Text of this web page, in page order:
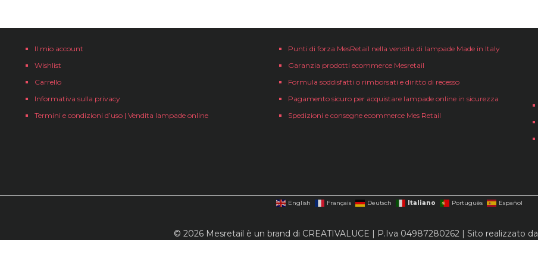
Il mio account
Wishlist
Carrello
Informativa sulla privacy
Termini e condizioni d’uso | Vendita lampade online
Punti di forza MesRetail nella vendita di lampade Made in Italy
Garanzia prodotti ecommerce Mesretail
Formula soddisfatti o rimborsati e diritto di recesso
Pagamento sicuro per acquistare lampade online in sicurezza
Spedizioni e consegne ecommerce Mes Retail
English Français Deutsch Italiano Português Español
© 2026 Mesretail è un brand di CREATIVALUCE | P.Iva 04987280262 | Sito realizzato da